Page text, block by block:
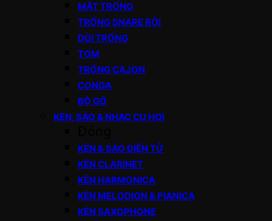
MẶT TRỐNG
TRỐNG SNARE RỜI
DÙI TRỐNG
TOM
TRỐNG CAJON
CONGA
BỘ GÕ
KÈN, SÁO & NHẠC CỤ HƠI
KÈN & SÁO ĐIỆN TỬ
KÈN CLARINET
KÈN HARMONICA
KÈN MELODION & PIANICA
KÈN SAXOPHONE